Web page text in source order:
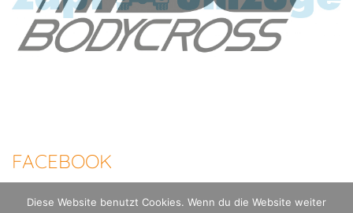
FACEBOOK
Diese Website benutzt Cookies. Wenn du die Website weiter